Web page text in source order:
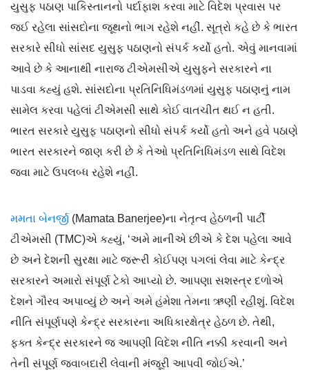
યુસુફ પઠાણ પાકિસ્તાનનો પર્દાફાશ કરવા માટે વિદેશ પ્રવાસ પર
જઈ રહેલા સાંસદોના જૂથનો ભાગ રહેશે નહીં. સૂત્રો કહે છે કે ભારત
સરકારે સીધો સાંસદ યુસુફ પઠાણનો સંપર્ક કર્યો હતો. એવું માનવામાં
આવે છે કે આનાથી નારાજ ટીએમસીએ યુસુફને સરકારને ના
પાડવા કહ્યું હશે. સાંસદોના પ્રતિનિધિમંડળમાં યુસુફ પઠાણનું નામ
સામેલ કરવા પહેલાં ટીએમસી સાથે કોઈ વાતચીત થઈ ન હતી.
ભારત સરકારે યુસુફ પઠાણનો સીધો સંપર્ક કર્યો હતો અને હવે પઠાણે
ભારત સરકારને જાણ કરી છે કે તેઓ પ્રતિનિધિમંડળ સાથે વિદેશ
જવા માટે ઉપલબ્ધ રહેશે નહીં.
મમતા બેનર્જી (Mamata Banerjee)ના નેતૃત્વ હેઠળની પાર્ટી
ટીએમસી (TMC)એ કહ્યું, ‘અમે માનીએ છીએ કે દેશ પહેલા આવે
છે અને દેશની સુરક્ષા માટે જરૂરી કોઈપણ પગલાં લેવા માટે કેન્દ્ર
સરકારને અમારો સંપૂર્ણ ટેકો આપ્યો છે. આપણા સશસ્ત્ર દળોએ
દેશને ગૌરવ અપાવ્યું છે અને અમે હંમેશા તેમના ઋણી રહીશું. વિદેશ
નીતિ સંપૂર્ણપણે કેન્દ્ર સરકારના અધિકારક્ષેત્ર હેઠળ છે. તેથી,
ફક્ત કેન્દ્ર સરકારને જ આપણી વિદેશ નીતિ નક્કી કરવાની અને
તેની સંપૂર્ણ જવાબદારી લેવાની મંજૂરી આપવી જોઈએ.’